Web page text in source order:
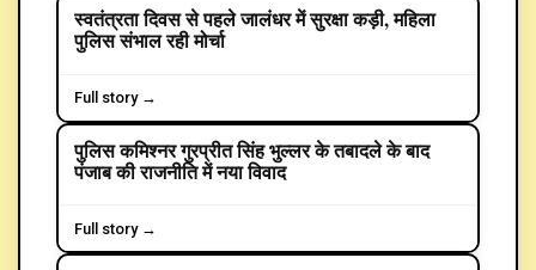
POLITICS
स्वतंत्रता दिवस से पहले जालंधर में सुरक्षा कड़ी, महिला
पुलिस संभाल रही मोर्चा
Full story →
POLITICS
पुलिस कमिश्नर गुरप्रीत सिंह भुल्लर के तबादले के बाद
पंजाब की राजनीति में नया विवाद
Full story →